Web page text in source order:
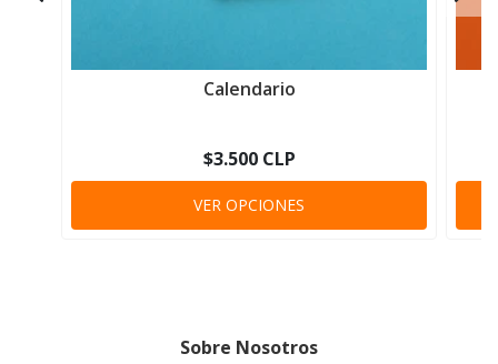
Calendario
$3.500 CLP
VER OPCIONES
Sobre Nosotros